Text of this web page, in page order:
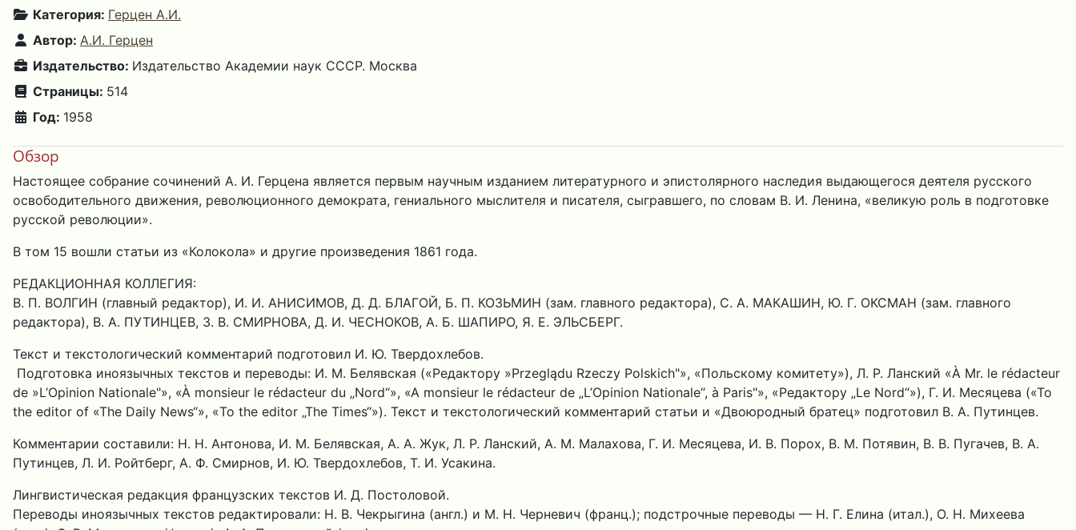
Категория: Герцен А.И.
Автор: А.И. Герцен
Издательство: Издательство Академии наук СССР. Москва
Страницы: 514
Год: 1958
Обзор
Настоящее собрание сочинений А. И. Герцена является первым научным изданием литературного и эпистолярного наследия выдающегося деятеля русского
освободительного движения, революционного демократа, гениального мыслителя и писателя, сыгравшего, по словам В. И. Ленина, «великую роль в подготовке
русской революции».
В том 15 вошли статьи из «Колокола» и другие произведения 1861 года.
РЕДАКЦИОННАЯ КОЛЛЕГИЯ:
В. П. ВОЛГИН (главный редактор), И. И. АНИСИМОВ, Д. Д. БЛАГОЙ, Б. П. КОЗЬМИН (зам. главного редактора), С. А. МАКАШИН, Ю. Г. ОКСМАН (зам. главного
редактора), В. А. ПУТИНЦЕВ, З. В. СМИРНОВА, Д. И. ЧЕСНОКОВ, А. Б. ШАПИРО, Я. Е. ЭЛЬСБЕРГ.
Текст и текстологический комментарий подготовил И. Ю. Твердохлебов.
Подготовка иноязычных текстов и переводы: И. М. Белявская («Редактору »Przeglądu Rzeczy Polskich"», «Польскому комитету»), Л. P. Ланский «À Mr. le rédacteur
de »L’Opinion Nationale"», «À monsieur le rédacteur du „Nord“», «A monsieur le rédacteur de „L’Opinion Nationale“, à Paris"», «Редактору „Le Nord“»), Г. И. Месяцева («То
the editor of «The Daily News“», «То the editor „The Times“»). Текст и текстологический комментарий статьи и «Двоюродный братец» подготовил В. А. Путинцев.
Комментарии составили: H. Н. Антонова, И. М. Белявская, А. А. Жук, Л. Р. Ланский, А. М. Малахова, Г. И. Месяцева, И. В. Порох, В. М. Потявин, В. В. Пугачев, В. А.
Путинцев, Л. И. Ройтберг, А. Ф. Смирнов, И. Ю. Твердохлебов, Т. И. Усакина.
Лингвистическая редакция французских текстов И. Д. Постоловой.
Переводы иноязычных текстов редактировали: Н. В. Чекрыгина (англ.) и М. Н. Черневич (франц.); подстрочные переводы — Н. Г. Елина (итал.), О. Н. Михеева